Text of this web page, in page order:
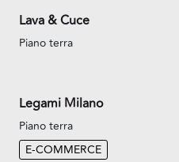
Lava & Cuce
Piano terra
Legami Milano
Piano terra
E-COMMERCE